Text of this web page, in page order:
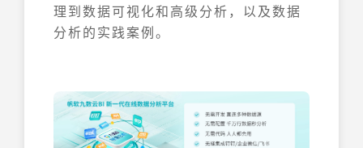
理到数据可视化和高级分析，以及数据
分析的实践案例。